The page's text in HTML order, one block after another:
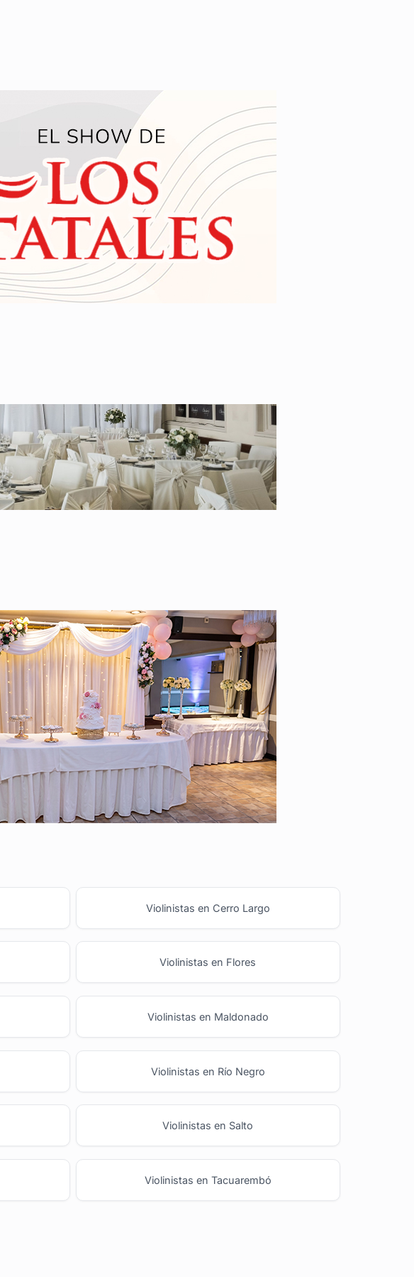
Violinistas en Cerro Largo
Violinistas en Flores
Violinistas en Maldonado
Violinistas en Río Negro
Violinistas en Salto
Violinistas en Tacuarembó